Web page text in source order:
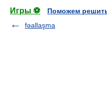
Игры ⚽
Поможем
fəallaşma